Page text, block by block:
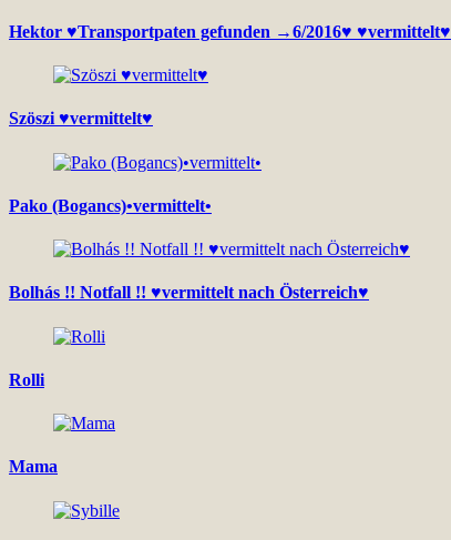
Hektor ♥Transportpaten gefunden →6/2016♥ ♥vermittelt♥
Szöszi ♥vermittelt♥
Pako (Bogancs)•vermittelt•
Bolhás !! Notfall !! ♥vermittelt nach Österreich♥
Rolli
Mama